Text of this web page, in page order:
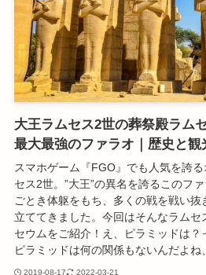
大王ラムセス2世の葬祭殿ラム
最大最強のファラオ｜歴史と観
スマホゲーム『FGO』でも人気を誇
セス2世。”大王”の異名を誇るこのフ
ごとき体躯をもち、多くの戦を戦い
立ててきました。今回はそんなラム
セウムをご紹介！え、ピラミッドは？
ピラミッドは何の関係もないんだよね
2019-08-17 2022-03-21